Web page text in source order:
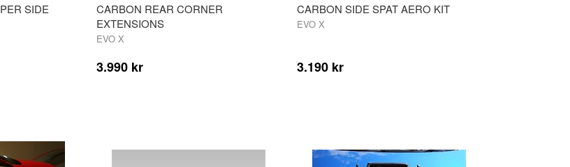
SIDE
CARBON REAR CORNER
EXTENSIONS
EVO X
3.990 kr
CARBON SIDE SPAT AERO KIT
EVO X
3.190 kr